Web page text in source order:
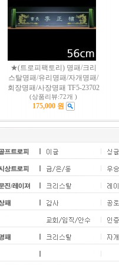
★(트로피팩토리) 명패/크리
스탈명패/유리명패/자개명패/
회장명패/사장명패 TF5-23702
(상품리뷰:72개 )
175,000 원